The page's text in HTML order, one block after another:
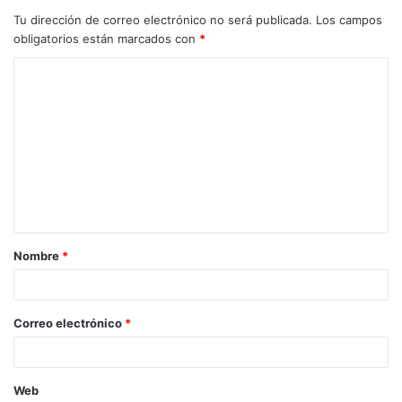
Tu dirección de correo electrónico no será publicada. Los campos
obligatorios están marcados con *
Nombre *
Correo electrónico *
Web